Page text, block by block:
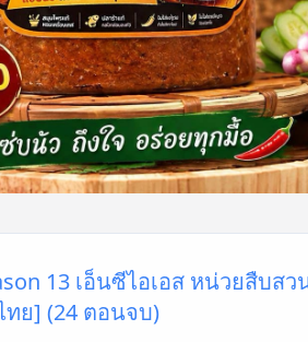
13 เอ็นซีไอเอส หน่วยสืบส
ทย] (24 ตอนจบ)